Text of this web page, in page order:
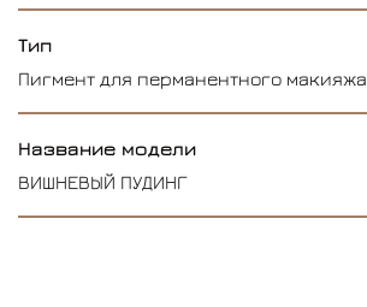
Тип
Пигмент для перманентного макияжа
Название модели
ВИШНЕВЫЙ ПУДИНГ